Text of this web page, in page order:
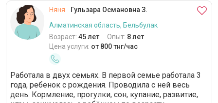
Няня
Гульзара Османовна З.
Алматинская область, Бельбулак
Возраст: 45 лет Опыт: 8 лет
Цена услуги: от 800 тнг/час
Работала в двух семьях. В первой семье работала 3
года, ребёнок с рождения. Проводила с ней весь
день. Кормление, прогулки, сон, купание, развитие,